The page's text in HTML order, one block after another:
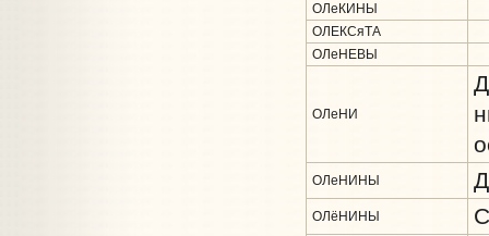
ОЛеКИНЫ
ОЛЕКСяТА
ОЛеНЕВЫ
ОЛеНИ
ОЛеНИНЫ
ОЛёНИНЫ